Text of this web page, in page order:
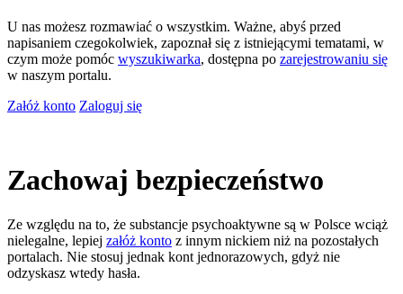
U nas możesz rozmawiać o wszystkim. Ważne, abyś przed
napisaniem czegokolwiek, zapoznał się z istniejącymi tematami, w
czym może pomóc wyszukiwarka, dostępna po zarejestrowaniu się
w naszym portalu.
Załóż konto Zaloguj się
Zachowaj bezpieczeństwo
Ze względu na to, że substancje psychoaktywne są w Polsce wciąż
nielegalne, lepiej załóż konto z innym nickiem niż na pozostałych
portalach. Nie stosuj jednak kont jednorazowych, gdyż nie
odzyskasz wtedy hasła.